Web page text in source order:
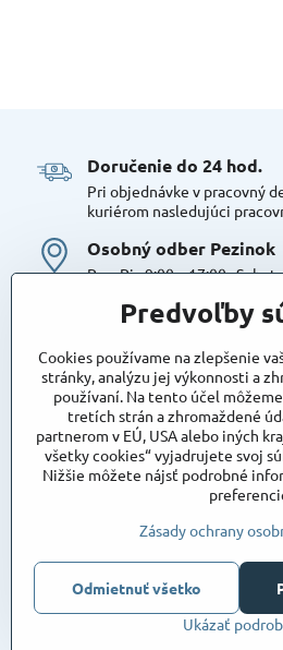
Doručenie do 24 hod​.
Pri objednávke v pracovný
kuriérom nasledujúci
Osobný odber Pezinok
Po – Pia 9:00 – 17:00 ,
bezplatné parkovanie,
dokúpiť tovar na mieste.
Tovar na sklade:
Dostupnosť:Skladom
Takto označený tovar
pripravený k osobnému
Objednávky
Stav objednávky
Predvoľby
Cookies používame na zlepšenie
stránky, analýzu jej výkonnosti a
používaní. Na tento účel
tretích strán a zhromaždené
partnerom v EÚ, USA alebo iných
všetky cookies“ vyjadrujete svoj
Nižšie môžete nájsť podrobné
Zásady ochrany
Ukázať
Odmietnuť všetko